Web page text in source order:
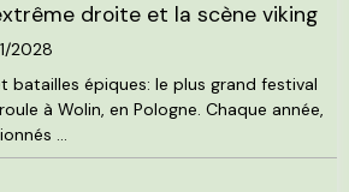
droite et la scène viking
2028
batailles épiques: le plus grand festival
à Wolin, en Pologne. Chaque année,
...